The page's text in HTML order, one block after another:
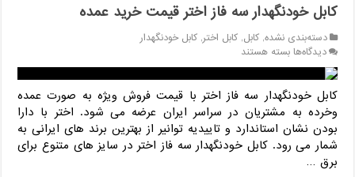
کابل خودنگهدار سه فاز اختر قیمت خرید عمده
دسته‌بندی نشده,کابل,کابل اختر,کابل خودنگهدار
دیدگاه‌هابرای
کابل
خودنگهدار
سه
اختر
قیمت
خرید
بسته هستند
کابل خودنگهدار سه فاز اختر با قیمت فروش ویژه به صورت عمده
وخرده به مشتریان در سراسر ایران عرضه می شود. اختر با دارا
بودن نشان استاندارد و تاییدیه توانیر از بهترین برند های ایرانی به
شمار می رود. کابل خودنگهدار سه فاز اختر در سایز های متنوع برای
برق …